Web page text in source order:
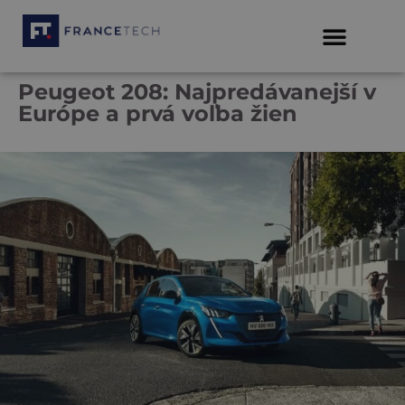
Peugeot 208: Najpredávanejší v
Európe a prvá voľba žien